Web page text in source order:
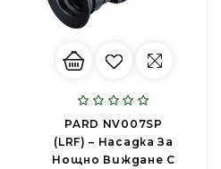
PARD NV007SP
(LRF) – Насадка За
Нощно Виждане С